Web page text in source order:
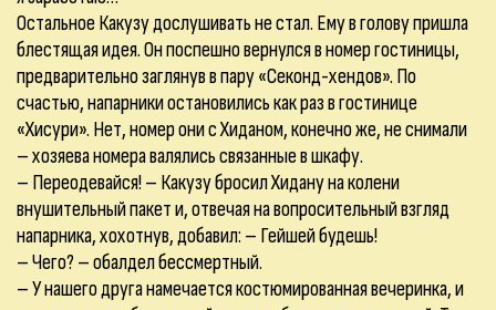
Остальное Какузу дослушивать не стал. Ему в голову пришла
блестящая идея. Он поспешно вернулся в номер гостиницы,
предварительно заглянув в пару «Секонд-хендов». По
счастью, напарники остановились как раз в гостинице
«Хисури». Нет, номер они с Хиданом, конечно же, не снимали
– хозяева номера валялись связанные в шкафу.
– Переодевайся! – Какузу бросил Хидану на колени
внушительный пакет и, отвечая на вопросительный взгляд
напарника, хохотнув, добавил: – Гейшей будешь!
– Чего? – обалдел бессмертный.
– У нашего друга намечается костюмированная вечеринка, и